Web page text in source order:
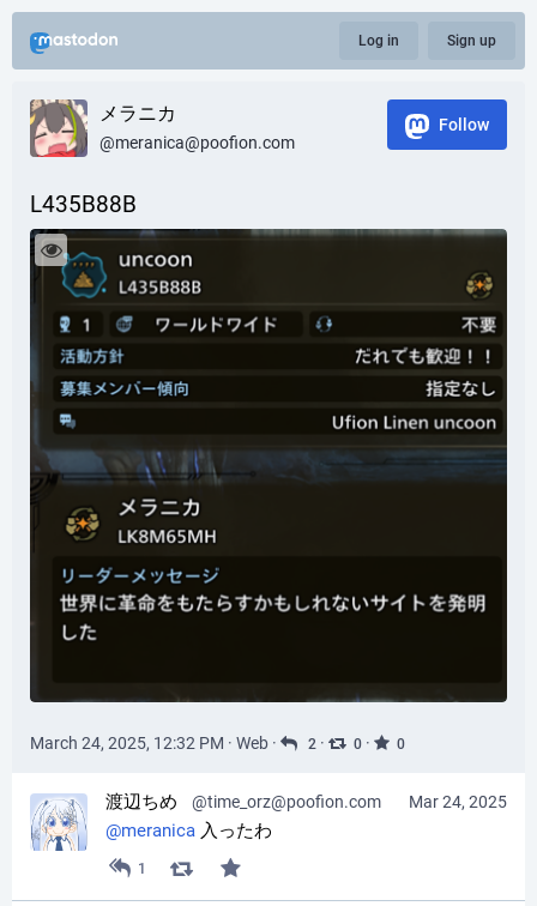
Log in Sign up
メラニカ
@meranica@poofion.com
Follow
L435B88B
March 24, 2025, 12:32 PM · Web · 2 · 0 · 0
Mar 24, 2025
渡辺ちめ @time_orz@poofion.com
@meranica 入ったわ
1